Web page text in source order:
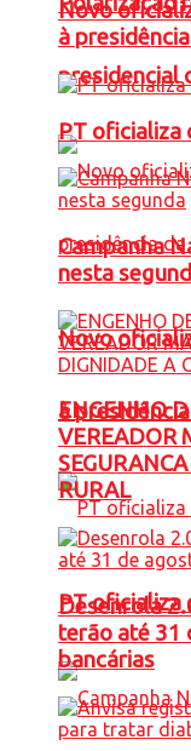
presidencial
Novo
à
PT oficializa
Novo
à
PT oficializa
Campanha
nesta
ENGENHO
VEREADOR
RURAL
Desenrola
terão até 31
bancárias